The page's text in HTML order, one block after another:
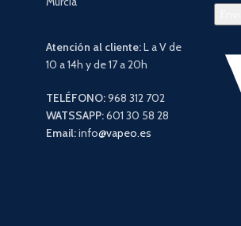
Atención al cliente:L a V de
10 a 14h y de 17 a 20h
TELÉFONO:968 312 702
WATSSAPP:601 30 58 28
Email:info@vapeo.es